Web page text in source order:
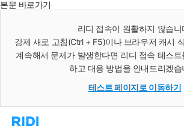
본문 바로가기
리디 접속이 원활하지 않습니
강제 새로 고침(Ctrl + F5)이나 브라우저 캐시
계속해서 문제가 발생한다면 리디 접속 테스
하고 대응 방법을 안내드리겠습
테스트 페이지로 이동하기
리